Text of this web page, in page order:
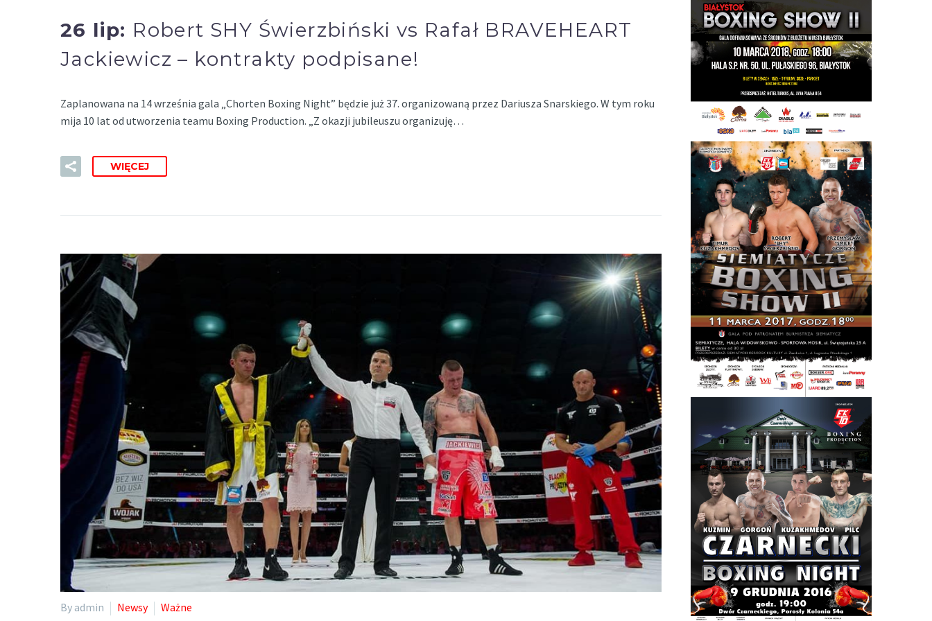
26 lip: Robert SHY Świerzbiński vs Rafał BRAVEHEART
Jackiewicz – kontrakty podpisane!
Zaplanowana na 14 września gala „Chorten Boxing Night” będzie już 37. organizowaną przez Dariusza Snarskiego. W tym roku
mija 10 lat od utworzenia teamu Boxing Production. „Z okazji jubileuszu organizuję…
WIĘCEJ
By admin Newsy Ważne